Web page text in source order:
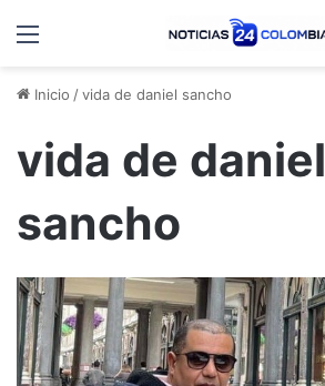
Menú
Inicio /vida de daniel sancho
vida de daniel
sancho